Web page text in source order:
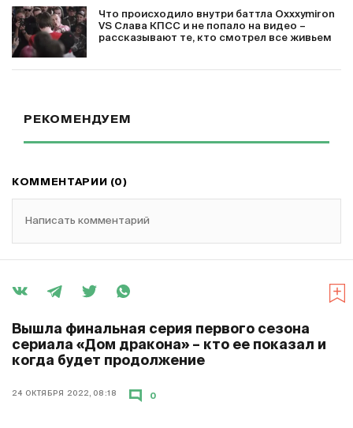
Что происходило внутри баттла Oxxxymiron
VS Слава КПСС и не попало на видео –
рассказывают те, кто смотрел все живьем
РЕКОМЕНДУЕМ
КОММЕНТАРИИ (0)
Написать комментарий
Вышла финальная серия первого сезона
сериала «Дом дракона» – кто ее показал и
когда будет продолжение
24 ОКТЯБРЯ 2022, 08:18 0